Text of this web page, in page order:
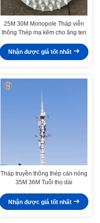
25M 30M Monopole Tháp viễn
thông Thép mạ kẽm cho ăng ten
Nhận được giá tốt nhất
Tháp truyền thông thép cán nóng
35M 36M Tuổi thọ dài
Nhận được giá tốt nhất